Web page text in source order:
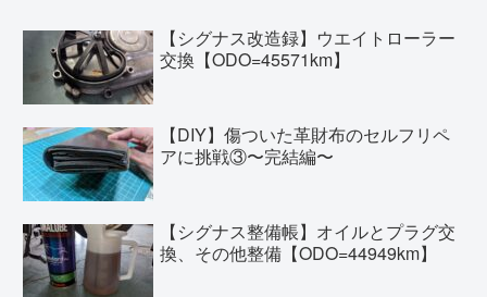
【シグナス改造録】ウエイトローラー
交換【ODO=45571km】
【DIY】傷ついた革財布のセルフリペ
アに挑戦③〜完結編〜
【シグナス整備帳】オイルとプラグ交
換、その他整備【ODO=44949km】